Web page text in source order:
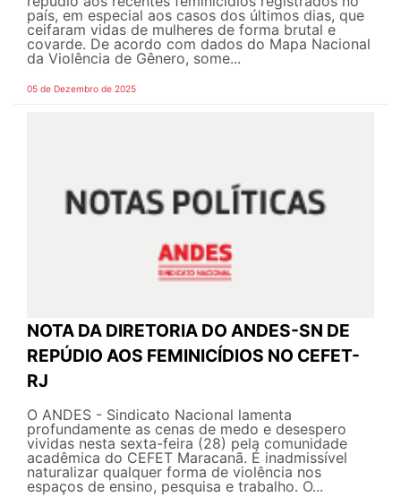
país, em especial aos casos dos últimos dias, que
ceifaram vidas de mulheres de forma brutal e
covarde. De acordo com dados do Mapa Nacional
da Violência de Gênero, some...
05 de Dezembro de 2025
NOTA DA DIRETORIA DO ANDES-SN DE
REPÚDIO AOS FEMINICÍDIOS NO CEFET-
RJ
O ANDES - Sindicato Nacional lamenta
profundamente as cenas de medo e desespero
vividas nesta sexta-feira (28) pela comunidade
acadêmica do CEFET Maracanã. É inadmissível
naturalizar qualquer forma de violência nos
espaços de ensino, pesquisa e trabalho. O...